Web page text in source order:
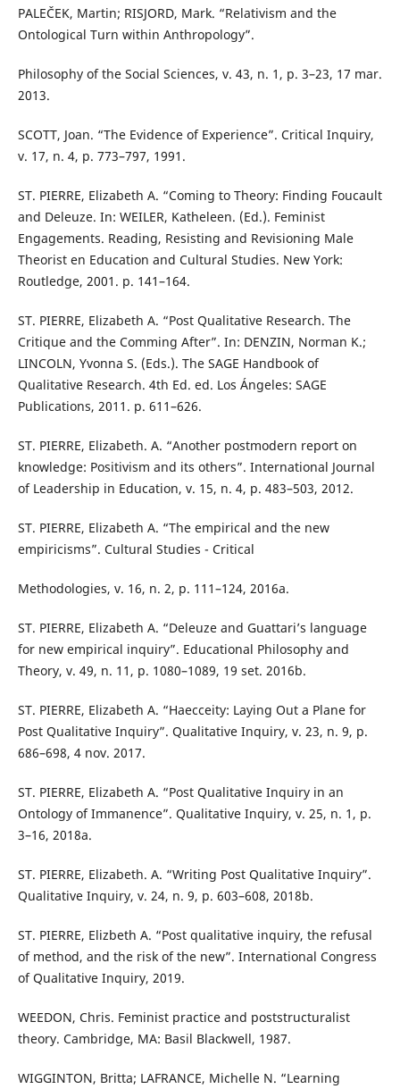
PALEČEK, Martin; RISJORD, Mark. “Relativism and the
Ontological Turn within Anthropology”.
Philosophy of the Social Sciences, v. 43, n. 1, p. 3–23, 17 mar.
2013.
SCOTT, Joan. “The Evidence of Experience”. Critical Inquiry,
v. 17, n. 4, p. 773–797, 1991.
ST. PIERRE, Elizabeth A. “Coming to Theory: Finding Foucault
and Deleuze. In: WEILER, Katheleen. (Ed.). Feminist
Engagements. Reading, Resisting and Revisioning Male
Theorist en Education and Cultural Studies. New York:
Routledge, 2001. p. 141–164.
ST. PIERRE, Elizabeth A. “Post Qualitative Research. The
Critique and the Comming After”. In: DENZIN, Norman K.;
LINCOLN, Yvonna S. (Eds.). The SAGE Handbook of
Qualitative Research. 4th Ed. ed. Los Ángeles: SAGE
Publications, 2011. p. 611–626.
ST. PIERRE, Elizabeth. A. “Another postmodern report on
knowledge: Positivism and its others”. International Journal
of Leadership in Education, v. 15, n. 4, p. 483–503, 2012.
ST. PIERRE, Elizabeth A. “The empirical and the new
empiricisms”. Cultural Studies - Critical
Methodologies, v. 16, n. 2, p. 111–124, 2016a.
ST. PIERRE, Elizabeth A. “Deleuze and Guattari’s language
for new empirical inquiry”. Educational Philosophy and
Theory, v. 49, n. 11, p. 1080–1089, 19 set. 2016b.
ST. PIERRE, Elizabeth A. “Haecceity: Laying Out a Plane for
Post Qualitative Inquiry”. Qualitative Inquiry, v. 23, n. 9, p.
686–698, 4 nov. 2017.
ST. PIERRE, Elizabeth A. “Post Qualitative Inquiry in an
Ontology of Immanence”. Qualitative Inquiry, v. 25, n. 1, p.
3–16, 2018a.
ST. PIERRE, Elizabeth. A. “Writing Post Qualitative Inquiry”.
Qualitative Inquiry, v. 24, n. 9, p. 603–608, 2018b.
ST. PIERRE, Elizbeth A. “Post qualitative inquiry, the refusal
of method, and the risk of the new”. International Congress
of Qualitative Inquiry, 2019.
WEEDON, Chris. Feminist practice and poststructuralist
theory. Cambridge, MA: Basil Blackwell, 1987.
WIGGINTON, Britta; LAFRANCE, Michelle N. “Learning